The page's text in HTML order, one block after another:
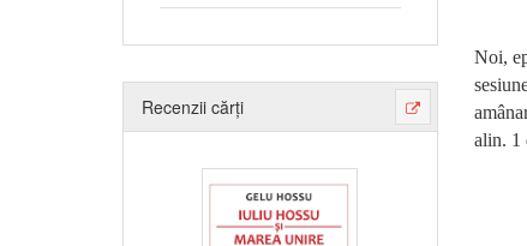
Recenzii cărți
Noi,
alin. 1